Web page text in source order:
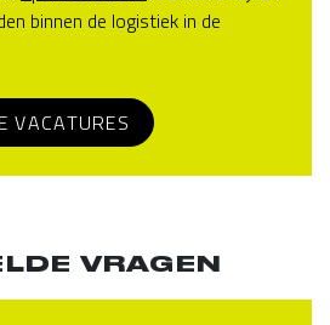
binnen de logistiek in de
VACATURES
VRAGEN